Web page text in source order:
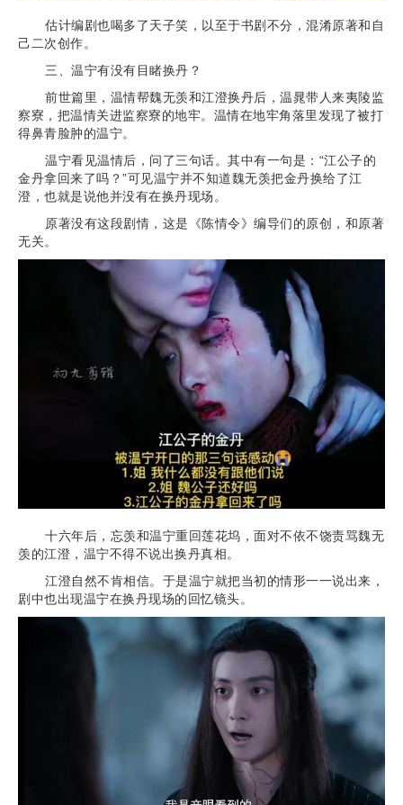
估计编剧也喝多了天子笑，以至于书剧不分，混淆原著和自
己二次创作。
三、温宁有没有目睹换丹？
前世篇里，温情帮魏无羡和江澄换丹后，温晁带人来夷陵监
察寮，把温情关进监察寮的地牢。温情在地牢角落里发现了被打
得鼻青脸肿的温宁。
温宁看见温情后，问了三句话。其中有一句是：“江公子的
金丹拿回来了吗？”可见温宁并不知道魏无羡把金丹换给了江
澄，也就是说他并没有在换丹现场。
原著没有这段剧情，这是《陈情令》编导们的原创，和原著
无关。
十六年后，忘羡和温宁重回莲花坞，面对不依不饶责骂魏无
羡的江澄，温宁不得不说出换丹真相。
江澄自然不肯相信。于是温宁就把当初的情形一一说出来，
剧中也出现温宁在换丹现场的回忆镜头。